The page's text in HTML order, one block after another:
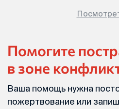
Помогите
в зоне
Ваша помощь нужна
пожертвование или